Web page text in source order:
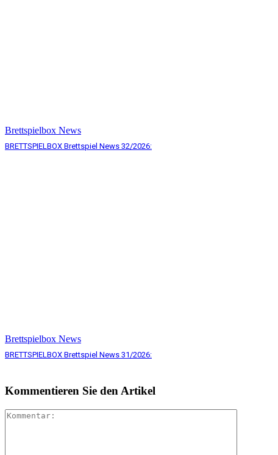
Brettspielbox News
BRETTSPIELBOX Brettspiel News 32/2026:
Brettspielbox News
BRETTSPIELBOX Brettspiel News 31/2026:
Kommentieren Sie den Artikel